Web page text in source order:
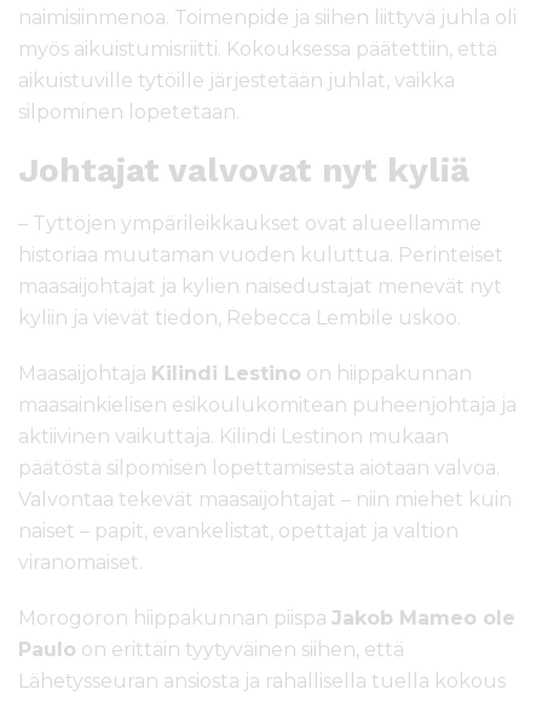
naimisiinmenoa. Toimenpide ja siihen liittyvä juhla oli
myös aikuistumisriitti. Kokouksessa päätettiin, että
aikuistuville tytöille järjestetään juhlat, vaikka
silpominen lopetetaan.
Johtajat valvovat nyt kyliä
– Tyttöjen ympärileikkaukset ovat alueellamme
historiaa muutaman vuoden kuluttua. Perinteiset
maasaijohtajat ja kylien naisedustajat menevät nyt
kyliin ja vievät tiedon, Rebecca Lembile uskoo.
Maasaijohtaja Kilindi Lestino on hiippakunnan
maasainkielisen esikoulukomitean puheenjohtaja ja
aktiivinen vaikuttaja. Kilindi Lestinon mukaan
päätöstä silpomisen lopettamisesta aiotaan valvoa.
Valvontaa tekevät maasaijohtajat – niin miehet kuin
naiset – papit, evankelistat, opettajat ja valtion
viranomaiset.
Morogoron hiippakunnan piispa Jakob Mameo ole
Paulo on erittäin tyytyväinen siihen, että
Lähetysseuran ansiosta ja rahallisella tuella kokous